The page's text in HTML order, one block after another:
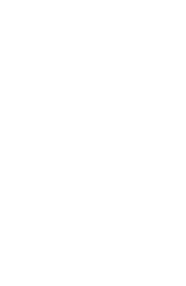
electricity or batteries.
flow,